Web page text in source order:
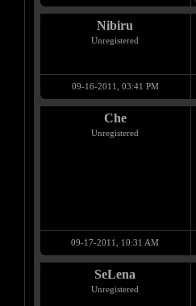
Nibiru
Unregistered
09-16-2011, 03:41 PM
Che
Unregistered
09-17-2011, 10:31 AM
SeLena
Unregistered